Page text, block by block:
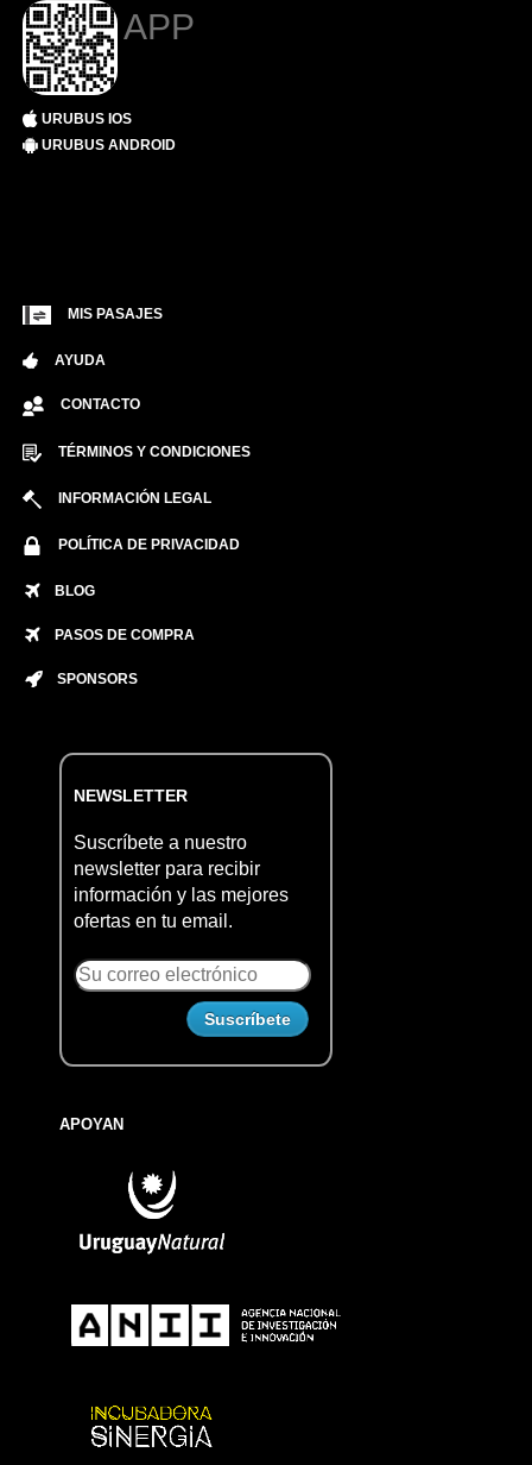
APP
URUBUS IOS
URUBUS ANDROID
MIS PASAJES
AYUDA
CONTACTO
TÉRMINOS Y CONDICIONES
INFORMACIÓN LEGAL
POLÍTICA DE PRIVACIDAD
BLOG
PASOS DE COMPRA
SPONSORS
NEWSLETTER
Suscríbete a nuestro
newsletter para recibir
información y las mejores
ofertas en tu email.
APOYAN